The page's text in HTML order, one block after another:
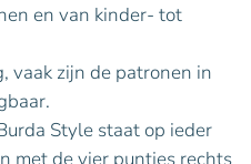
en van kinder- tot
vaak zijn de patronen in
Style staat op ieder